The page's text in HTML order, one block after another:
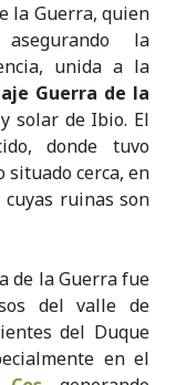
la Guerra, quien
la
unida a la
Guerra de la
solar de Ibio. El
donde tuvo
cerca, en
ruinas son
de la Guerra fue
del valle de
del Duque
en el